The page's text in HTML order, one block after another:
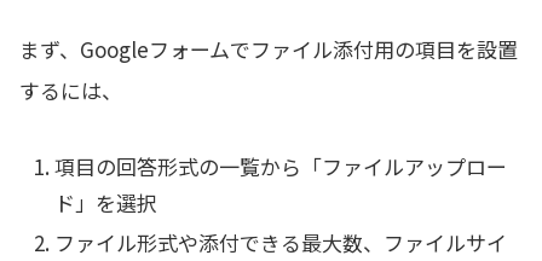
まず、Googleフォームでファイル添付用の項目を設置
するには、
項目の回答形式の一覧から「ファイルアップロー
ド」を選択
ファイル形式や添付できる最大数、ファイルサイ